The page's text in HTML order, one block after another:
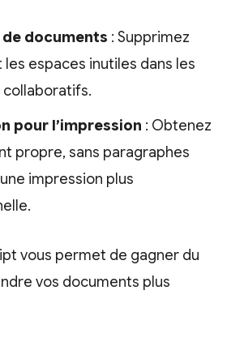
documents : Supprimez
espaces inutiles dans les
pour l’impression : Obtenez
propre, sans paragraphes
impression plus
vous permet de gagner du
vos documents plus